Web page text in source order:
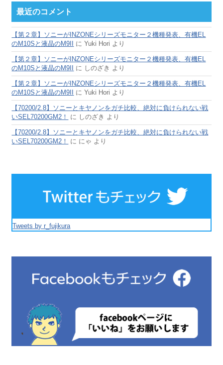
最近のコメント
【第２章】ソニーがINZONEシリーズモニター２機種発表、有機EL
のM10Sと液晶のM9II にYuki Hori より
【第２章】ソニーがINZONEシリーズモニター２機種発表、有機EL
のM10Sと液晶のM9II に しのざき より
【第２章】ソニーがINZONEシリーズモニター２機種発表、有機EL
のM10Sと液晶のM9II にYuki Hori より
【70200/2.8】ソニーとキヤノンをガチ比較、絶対に負けられない戦
いSEL70200GM2！
に しのざき より
【70200/2.8】ソニーとキヤノンをガチ比較、絶対に負けられない戦
いSEL70200GM2！
に にゃ より
Tweets by r_fujikura